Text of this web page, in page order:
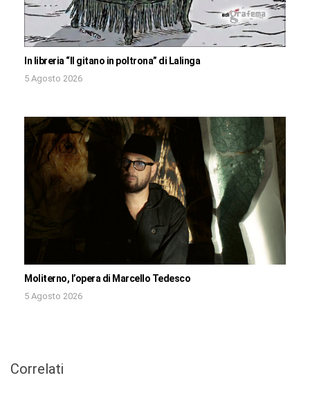
In libreria “Il gitano in poltrona” di Lalinga
5 Agosto 2026
Moliterno, l’opera di Marcello Tedesco
5 Agosto 2026
Correlati